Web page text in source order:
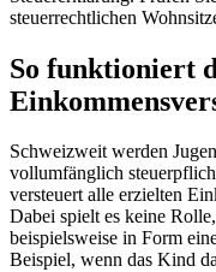
steuerrechtlichen
So funktioniert
Schweizweit werden
vollumfänglich
versteuert alle erzielten
Dabei spielt es keine
beispielsweise in Form
Beispiel, wenn das Kind